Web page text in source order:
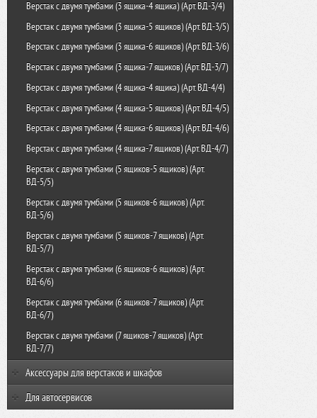
Верстак с двумя тумбами (3 ящика-4 ящика) (Арт. ВД-3/4)
Верстак с двумя тумбами (3 ящика-5 ящиков) (Арт. ВД-3/5)
Верстак с двумя тумбами (3 ящика-6 ящиков) (Арт. ВД-3/6)
Верстак с двумя тумбами (3 ящика-7 ящиков) (Арт. ВД-3/7)
Верстак с двумя тумбами (4 ящика-4 ящика) (Арт. ВД-4/4)
Верстак с двумя тумбами (4 ящика-5 ящиков) (Арт. ВД-4/5)
Верстак с двумя тумбами (4 ящика-6 ящиков) (Арт. ВД-4/6)
Верстак с двумя тумбами (4 ящика-7 ящиков) (Арт. ВД-4/7)
Верстак с двумя тумбами (5 ящиков-5 ящиков) (Арт.
ВД-5/5)
Верстак с двумя тумбами (5 ящиков-6 ящиков) (Арт.
ВД-5/6)
Верстак с двумя тумбами (5 ящиков-7 ящиков) (Арт.
ВД-5/7)
Верстак с двумя тумбами (6 ящиков-6 ящиков) (Арт.
ВД-6/6)
Верстак с двумя тумбами (6 ящиков-7 ящиков) (Арт.
ВД-6/7)
Верстак с двумя тумбами (7 ящиков-7 ящиков) (Арт.
ВД-7/7)
Аксессуары для верстаков и шкафов
Комплектующие для верстака-тележки с тремя тумбами
(Арт. КТВ)
Для автосервисов